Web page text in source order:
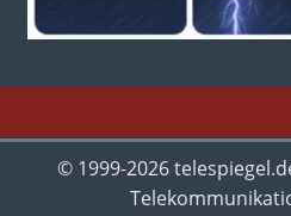
© 1999-2026